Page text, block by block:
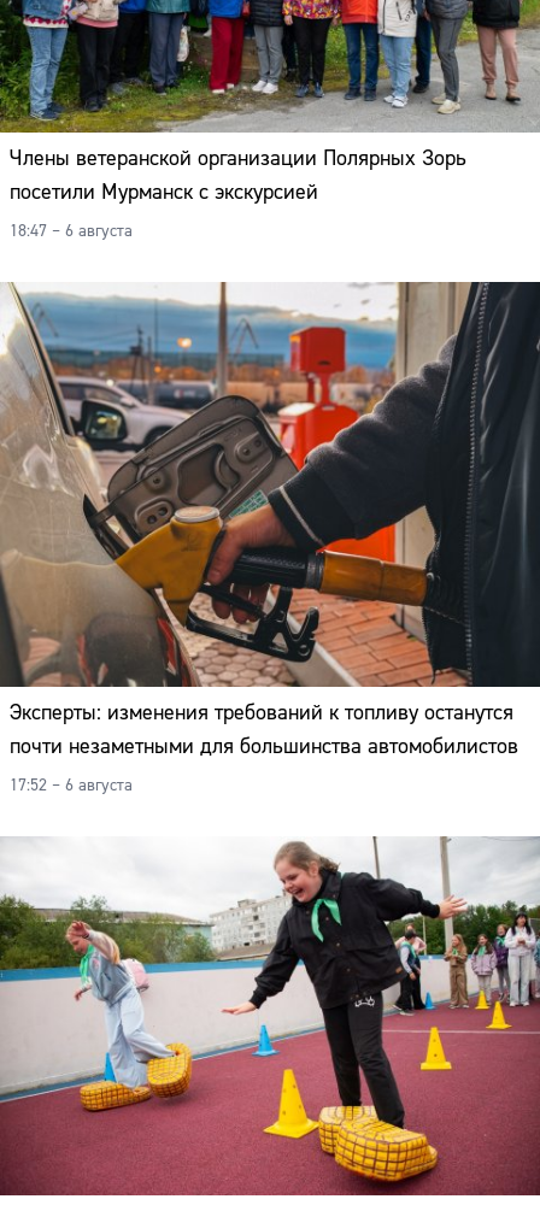
Члены ветеранской организации Полярных Зорь
посетили Мурманск с экскурсией
18:47 – 6 августа
Эксперты: изменения требований к топливу останутся
почти незаметными для большинства автомобилистов
17:52 – 6 августа